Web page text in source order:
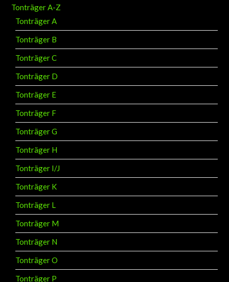
Tonträger A-Z
Tonträger A
Tonträger B
Tonträger C
Tonträger D
Tonträger E
Tonträger F
Tonträger G
Tonträger H
Tonträger I/J
Tonträger K
Tonträger L
Tonträger M
Tonträger N
Tonträger O
Tonträger P